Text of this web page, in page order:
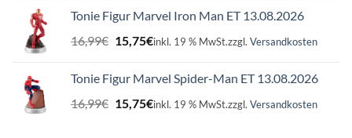
16,99€15,75€.
Tonie Figur Marvel Iron Man ET 13.08.2026
16,99€ Ursprünglicher
Preis
16,99€
15,75€Aktueller
15,75€.
inkl. 19 % MwSt.zzgl. Versandkosten
Tonie Figur Marvel Spider-Man ET 13.08.2026
16,99€ Ursprünglicher
Preis
15,75€Aktueller
inkl. 19 % MwSt.zzgl. Versandkosten